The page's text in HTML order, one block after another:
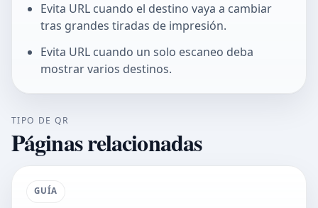
Evita URL cuando el destino vaya a cambiar
tras grandes tiradas de impresión.
Evita URL cuando un solo escaneo deba
mostrar varios destinos.
TIPO DE QR
Páginas relacionadas
GUÍA